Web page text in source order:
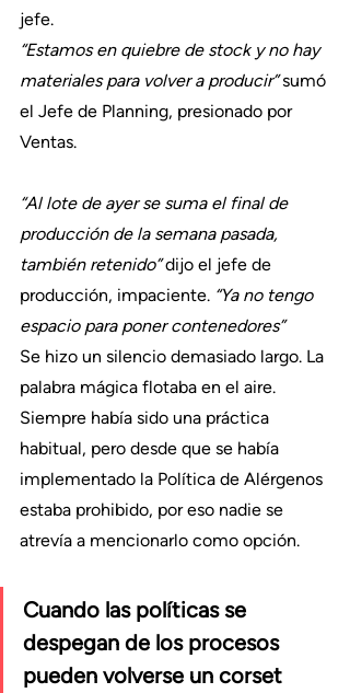
jefe.
“Estamos en quiebre de stock y no hay
materiales para volver a producir” sumó
el Jefe de Planning, presionado por
Ventas.
“Al lote de ayer se suma el final de
producción de la semana pasada,
también retenido” dijo el jefe de
producción, impaciente. “Ya no tengo
espacio para poner contenedores”
Se hizo un silencio demasiado largo. La
palabra mágica flotaba en el aire.
Siempre había sido una práctica
habitual, pero desde que se había
implementado la Política de Alérgenos
estaba prohibido, por eso nadie se
atrevía a mencionarlo como opción.
Cuando las políticas se
despegan de los procesos
pueden volverse un corset